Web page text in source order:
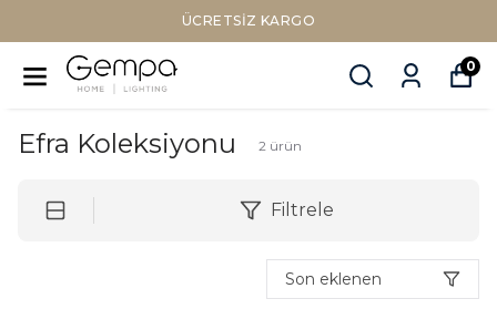
ÜCRETSIZ KARGO
0
Efra Koleksiyonu 2 ürün
Filtrele
Son eklenen